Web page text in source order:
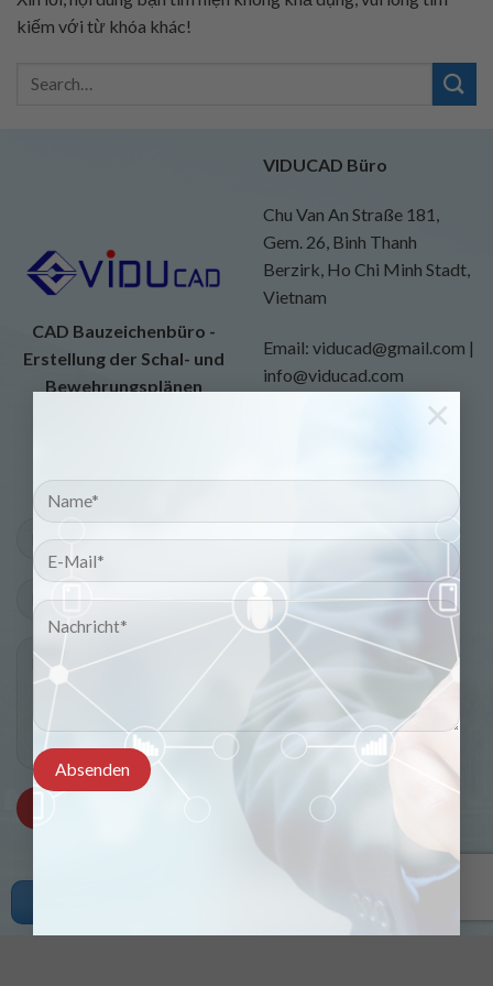
×
kiếm với từ khóa khác!
CAD Bauzeichenbüro -
Erstellung der Schal- und
Bewehrungsplänen
VIDUCAD Büro
Chu Van An Straße 181,
Gem. 26, Binh Thanh
Berzirk, Ho Chi Minh Stadt,
Vietnam
Email: viducad@gmail.com |
info@viducad.com
Copyright © 2021 viducad.com. All rights reserved.